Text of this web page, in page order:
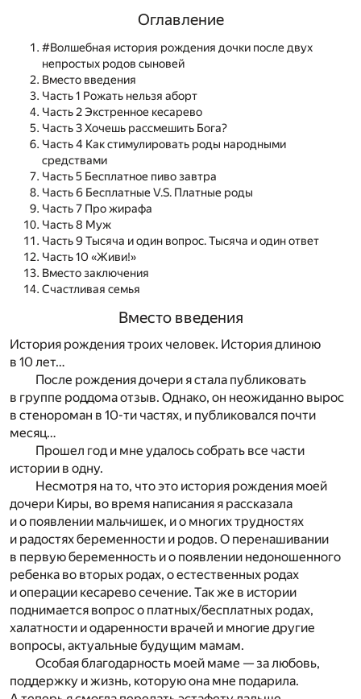
Оглавление
#Волшебная история рождения дочки после двух
непростых родов сыновей
Вместо введения
Часть 1 Рожать нельзя аборт
Часть 2 Экстренное кесарево
Часть 3 Хочешь рассмешить Бога?
Часть 4 Как стимулировать роды народными
средствами
Часть 5 Бесплатное пиво завтра
Часть 6 Бесплатные V.S. Платные роды
Часть 7 Про жирафа
Часть 8 Муж
Часть 9 Тысяча и один вопрос. Тысяча и один ответ
Часть 10 «Живи!»
Вместо заключения
Счастливая семья
Вместо введения
История рождения троих человек. История длиною
в 10 лет…
После рождения дочери я стала публиковать
в группе роддома отзыв. Однако, он неожиданно вырос
в стенороман в 10-ти частях, и публиковался почти
месяц…
Прошел год и мне удалось собрать все части
истории в одну.
Несмотря на то, что это история рождения моей
дочери Киры, во время написания я рассказала
и о появлении мальчишек, и о многих трудностях
и радостях беременности и родов. О перенашивании
в первую беременность и о появлении недоношенного
ребенка во вторых родах, о естественных родах
и операции кесарево сечение. Так же в истории
поднимается вопрос о платных/бесплатных родах,
халатности и одаренности врачей и многие другие
вопросы, актуальные будущим мамам.
Особая благодарность моей маме — за любовь,
поддержку и жизнь, которую она мне подарила.